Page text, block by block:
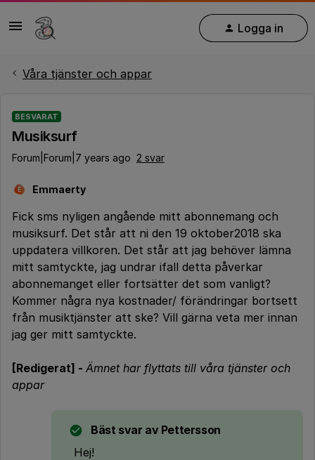
Logga in
Våra tjänster och appar
BESVARAT
Musiksurf
Forum|Forum|7 years ago 2 svar
E Emmaerty
Fick sms nyligen angående mitt abonnemang och
musiksurf. Det står att ni den 19 oktober2018 ska
uppdatera villkoren. Det står att jag behöver lämna
mitt samtyckte, jag undrar ifall detta påverkar
abonnemanget eller fortsätter det som vanligt?
Kommer några nya kostnader/ förändringar bortsett
från musiktjänster att ske? Vill gärna veta mer innan
jag ger mitt samtyckte.
[Redigerat] - Ämnet har flyttats till våra tjänster och
appar
Bäst svar av Pettersson
Hej!